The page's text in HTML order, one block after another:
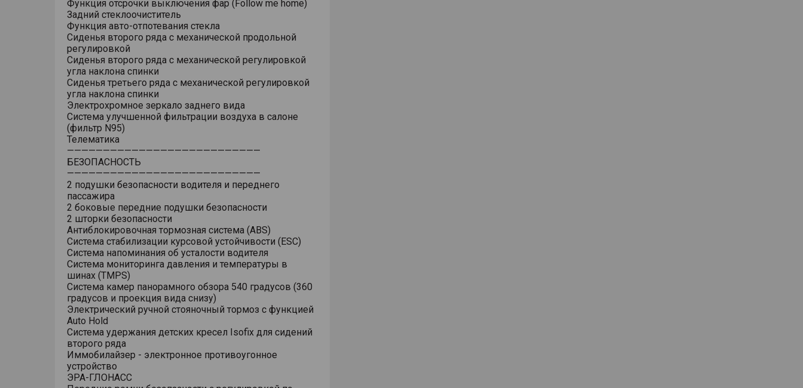
Функция отсрочки выключения фар (Follow me home)
Задний стеклоочиститель
Функция авто-отпотевания стекла
Сиденья второго ряда с механической продольной
регулировкой
Сиденья второго ряда с механической регулировкой
угла наклона спинки
Сиденья третьего ряда с механической регулировкой
угла наклона спинки
Электрохромное зеркало заднего вида
Система улучшенной фильтрации воздуха в салоне
(фильтр N95)
Телематика
———————————————————————————
БЕЗОПАСНОСТЬ
———————————————————————————
2 подушки безопасности водителя и переднего
пассажира
2 боковые передние подушки безопасности
2 шторки безопасности
Антиблокировочная тормозная система (ABS)
Система стабилизации курсовой устойчивости (ESC)
Система напоминания об усталости водителя
Система мониторинга давления и температуры в
шинах (TMPS)
Система камер панорамного обзора 540 градусов (360
градусов и проекция вида снизу)
Электрический ручной стояночный тормоз с функцией
Auto Hold
Система удержания детских кресел Isofix для сидений
второго ряда
Иммобилайзер - электронное противоугонное
устройство
ЭРА-ГЛОНАСС